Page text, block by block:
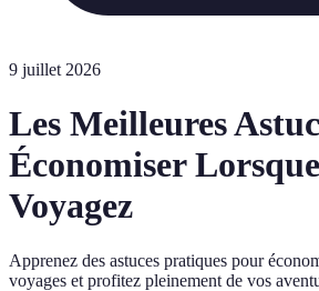
9 juillet 2026
Les Meilleures
Économiser
Voyagez
Apprenez des astuces pratiques pour
voyages et profitez pleinement de vos